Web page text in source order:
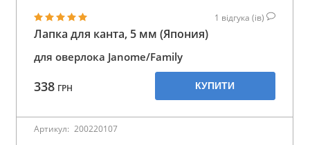
1 відгука (ів)
Лапка для канта, 5 мм (Япония)
для оверлока Janome/Family
338 ГРН КУПИТИ
Артикул: 200220107